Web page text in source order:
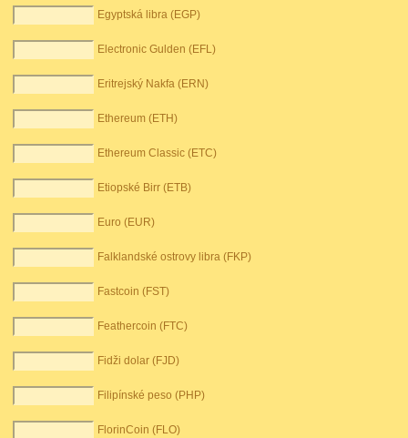
Egyptská libra (EGP)
Electronic Gulden (EFL)
Eritrejský Nakfa (ERN)
Ethereum (ETH)
Ethereum Classic (ETC)
Etiopské Birr (ETB)
Euro (EUR)
Falklandské ostrovy libra (FKP)
Fastcoin (FST)
Feathercoin (FTC)
Fidži dolar (FJD)
Filipínské peso (PHP)
FlorinCoin (FLO)